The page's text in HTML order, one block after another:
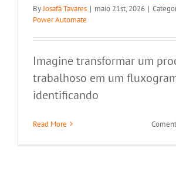
ByJosafá Tavares | maio 21st, 2026 |
Power Automate
Imagine transformar um
trabalhoso em um
identificando
Read More